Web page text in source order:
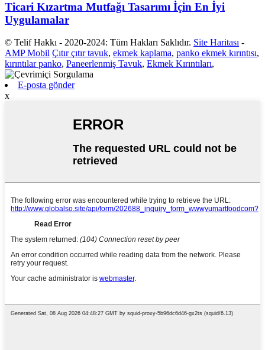
Ticari Kızartma Mutfağı Tasarımı İçin En İyi
Uygulamalar
© Telif Hakkı - 2020-2024: Tüm Hakları Saklıdır. Site Haritası -
AMP Mobil Çıtır çıtır tavuk, ekmek kaplama, panko ekmek kırıntısı,
kırıntılar panko, Paneerlenmiş Tavuk, Ekmek Kırıntıları,
E-posta gönder
x